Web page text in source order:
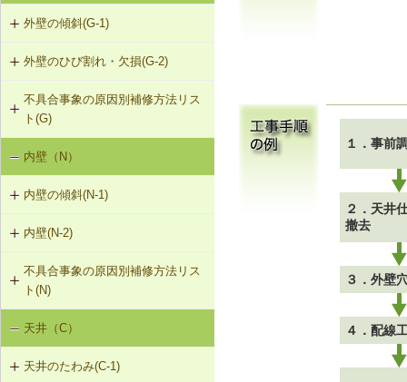
設
F-2-305 セルフレベリング材による
F-4-701 フローリングの張替え
床のたわみ（F-2）
床鳴り（F-3）
外壁の傾斜(G-1)
G-1-304 壁の打直し補修（耐力壁
等）
G-1-305 壁表層面の打直し補修
G-1-306 壁の構造スリットの補修
（非耐力壁）
外壁のひび割れ・欠損(G-2)
G-2-301 樹脂注入工法
G-2-302 Uカットシール材充填工法
G-2-303 シール工法
G-2-306 打直し工法
G-2-307 タイル張替え工法
G-2-308 アンカーピンニング工法
不具合事象の原因別補修方法リス
ト(G)
外壁の傾斜（G-1）
外壁のひび割れ・欠損（モルタル・
タイル張り）（G-2）
外壁のひび割れ・欠損（ALCパネ
ル）（G-2）
内壁（N）
内壁の傾斜(N-1)
N-1-001 下地材・仕上材の取替え
（内壁部）
内壁(N-2)
N-2-001 仕上材の張替え（内壁部）
不具合事象の原因別補修方法リス
ト(N)
内壁の傾斜（N-1）
天井（C）
天井のたわみ(C-1)
１．事前
２．天井
撤去
３．外壁
４．配線